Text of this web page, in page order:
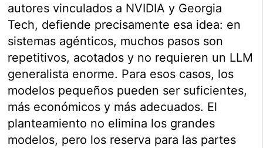
autores vinculados a NVIDIA y Georgia
Tech, defiende precisamente esa idea: en
sistemas agénticos, muchos pasos son
repetitivos, acotados y no requieren un LLM
generalista enorme. Para esos casos, los
modelos pequeños pueden ser suficientes,
más económicos y más adecuados. El
planteamiento no elimina los grandes
modelos, pero los reserva para las partes